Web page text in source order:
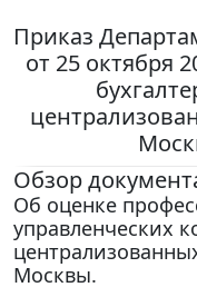
Приказ
от 25 октября
Обзор
Об оценке
управленческих
Москвы.